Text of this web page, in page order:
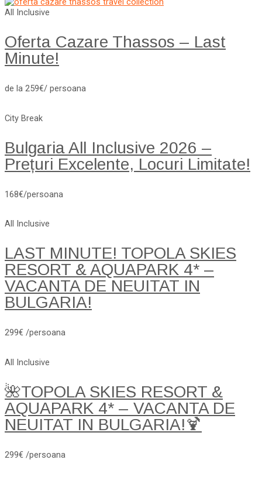
All Inclusive
Oferta Cazare Thassos – Last
Minute!
de la 259€/ persoana
City Break
Bulgaria All Inclusive 2026 –
Prețuri Excelente, Locuri Limitate!
168€/persoana
All Inclusive
LAST MINUTE! TOPOLA SKIES
RESORT & AQUAPARK 4* –
VACANTA DE NEUITAT IN
BULGARIA!
299€ /persoana
All Inclusive
🌺TOPOLA SKIES RESORT &
AQUAPARK 4* – VACANTA DE
NEUITAT IN BULGARIA!🍹
299€ /persoana